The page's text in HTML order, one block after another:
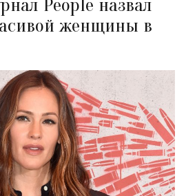
People назвал
женщины в